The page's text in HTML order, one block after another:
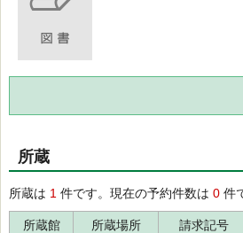
所蔵
所蔵は 1 件です。現在の予約件数は 0 件
所蔵館 所蔵場所 請求記号